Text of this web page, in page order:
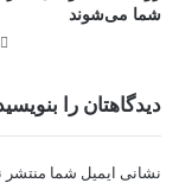
شما می‌شوند
دیدگاهتان را
نشانی ایمیل شما منتشر